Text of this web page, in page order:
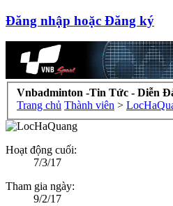
Đăng nhập hoặc Đăng ký
Vnbadminton -Tin Tức - Diễn
Trang chủ Thành viên >
Hoạt động cuối:
7/3/17
Tham gia ngày:
9/2/17